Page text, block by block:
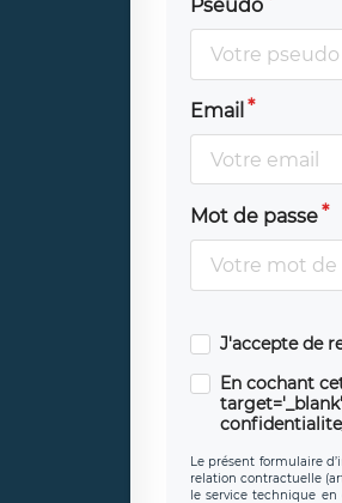
Pseudo
Email
Mot de passe
J'accepte de
En cochant
Le présent formulaire
relation contractuelle
le service technique